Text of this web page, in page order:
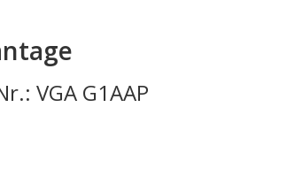
VGA G1AAP